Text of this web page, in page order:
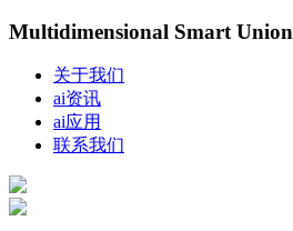
Multidimensional Smart Union
关于我们
ai资讯
ai应用
联系我们